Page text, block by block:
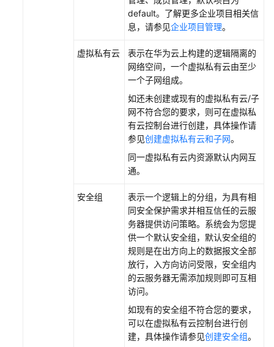
default。了解更多企业项目相关信
息，请参见企业项目管理。
虚拟私有云
表示在华为云上构建的逻辑隔离的
网络空间，一个虚拟私有云由至少
一个子网组成。
如还未创建或现有的虚拟私有云/子
网不符合您的要求，则可在虚拟私
有云控制台进行创建，具体操作请
参见创建虚拟私有云和子网。
同一虚拟私有云内资源默认内网互
通。
安全组
表示一个逻辑上的分组，为具有相
同安全保护需求并相互信任的云服
务器提供访问策略。系统会为您提
供一个默认安全组，默认安全组的
规则是在出方向上的数据报文全部
放行，入方向访问受限，安全组内
的云服务器无需添加规则即可互相
访问。
如现有的安全组不符合您的要求，
可以在虚拟私有云控制台进行创
建，具体操作请参见创建安全组。